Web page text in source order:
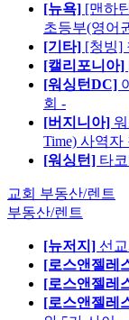
[뉴욕] [맨하
초등부(영어
[기타] [청빙]
[캘리포니아]
[워싱턴DC]
회 -
[버지니아]
Time) 사역자
[워싱턴] 타
교회 부동산/렌트
부동산/렌트
[뉴저지] 선
[로스앤젤레
[로스앤젤레
[로스앤젤레